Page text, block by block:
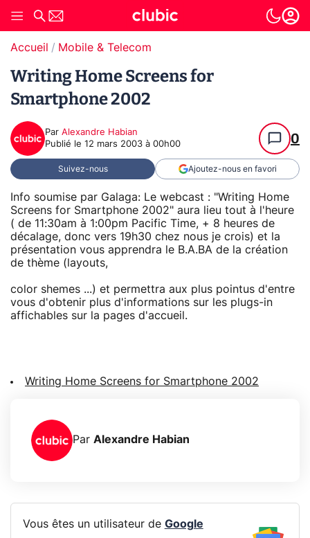
Accueil Mobile & Telecom
Writing Home Screens for
Smartphone 2002
Par Alexandre Habian
Publié le 12 mars 2003 à 00h00 0
Suivez-nous Ajoutez-nous en favori
Info soumise par Galaga: Le webcast : "Writing Home
Screens for Smartphone 2002" aura lieu tout à l'heure
( de 11:30am à 1:00pm Pacific Time, + 8 heures de
décalage, donc vers 19h30 chez nous je crois) et la
présentation vous apprendra le B.A.BA de la création
de thème (layouts,
color shemes ...) et permettra aux plus pointus d'entre
vous d'obtenir plus d'informations sur les plugs-in
affichables sur la pages d'accueil.
Writing Home Screens for Smartphone 2002
Par Alexandre Habian
Vous êtes un utilisateur de Google